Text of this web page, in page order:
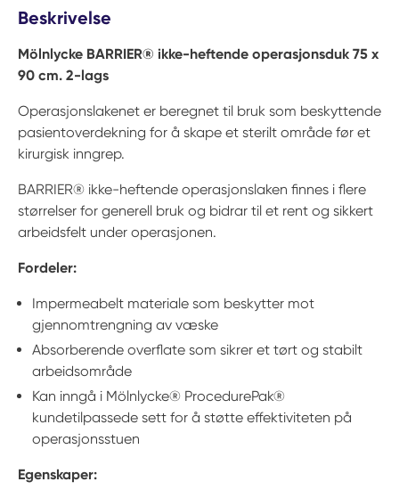
Beskrivelse
Mölnlycke BARRIER® ikke-heftende operasjonsduk 75 x
90 cm. 2-lags
Operasjonslakenet er beregnet til bruk som beskyttende
pasientoverdekning for å skape et sterilt område før et
kirurgisk inngrep.
BARRIER® ikke-heftende operasjonslaken finnes i flere
størrelser for generell bruk og bidrar til et rent og sikkert
arbeidsfelt under operasjonen.
Fordeler:
Impermeabelt materiale som beskytter mot
gjennomtrengning av væske
Absorberende overflate som sikrer et tørt og stabilt
arbeidsområde
Kan inngå i Mölnlycke® ProcedurePak®
kundetilpassede sett for å støtte effektiviteten på
operasjonsstuen
Egenskaper: